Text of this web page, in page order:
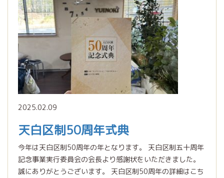
2025.02.09
天白区制50周年式典
今年は天白区制50周年の年となります。 天白区制五十周年
記念事業実行委員会の会長より感謝状をいただきました。
誠にありがとうございます。 天白区制50周年の詳細はこち